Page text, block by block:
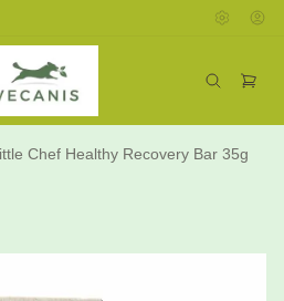
Chef Healthy Recovery Bar 35g